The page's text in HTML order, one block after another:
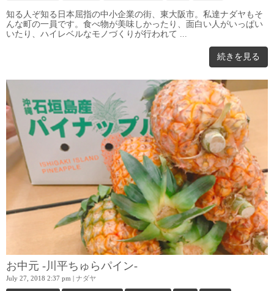
知る人ぞ知る日本屈指の中小企業の街、東大阪市。私達ナダヤもそ
んな町の一員です。食べ物が美味しかったり、面白い人がいっぱい
いたり、ハイレベルなモノづくりが行われて ...
続きを見る
お中元 -川平ちゅらパイン-
July 27, 2018 2:37 pm | ナダヤ